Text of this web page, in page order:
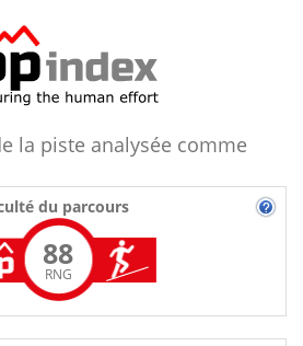
la piste analysée comme
du parcours
88
RNG